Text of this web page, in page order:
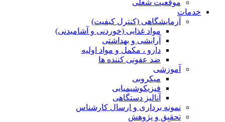
موقعیت شغلی
خدمات
آزمایشگاهی (کنترل کیفیت)
مواد غذایی (خوردنی و آشامیدنی)
آرایشی و بهداشتی
دارو ، مکمل و مواد اولیه
ضد عفونی کننده ها
آموزشی
میکروبی
فیزیکوشیمیایی
آنالیز دستگاهی
نمونه برداری و ارسال کارشناس
تحقیق و پژوهش